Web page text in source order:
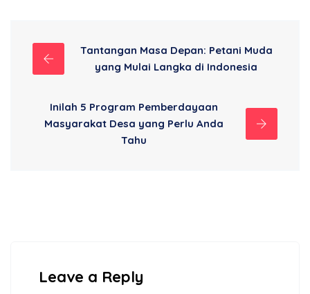
Tantangan Masa Depan: Petani Muda
yang Mulai Langka di Indonesia
Inilah 5 Program Pemberdayaan
Masyarakat Desa yang Perlu Anda
Tahu
Leave a Reply